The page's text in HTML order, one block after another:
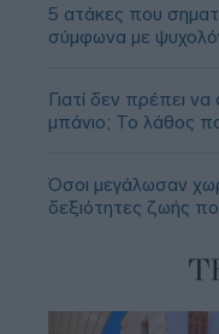
5 ατάκες που
σύμφωνα με
Γιατί δεν πρέπει
μπάνιο; Το λάθος
Όσοι μεγάλωσαν
δεξιότητες ζωής